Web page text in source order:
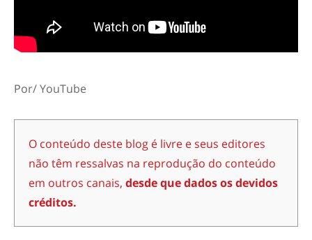
Por/ YouTube
O conteúdo deste blog é livre e seus editores
não têm ressalvas na reprodução do conteúdo
em outros canais, desde que dados os devidos
créditos.